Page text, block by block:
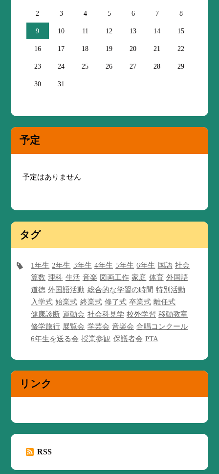
2 3 4 5 6 7 8
9 10 11 12 13 14 15
16 17 18 19 20 21 22
23 24 25 26 27 28 29
30 31
予定
予定はありません
タグ
1年生 2年生 3年生 4年生 5年生 6年生 国語 社会
算数 理科 生活 音楽 図画工作 家庭 体育 外国語
道徳 外国語活動 総合的な学習の時間 特別活動
入学式 始業式 終業式 修了式 卒業式 離任式
健康診断 運動会 社会科見学 校外学習 移動教室
修学旅行 展覧会 学芸会 音楽会 合唱コンクール
6年生を送る会 授業参観 保護者会 PTA
リンク
RSS